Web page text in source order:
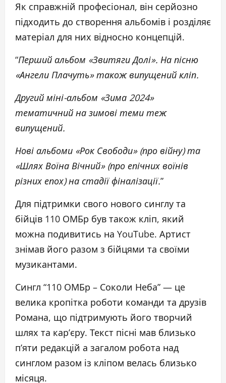
Як справжній професіонал, він серйозно
підходить до створення альбомів і розділяє
матеріал для них відносно концепцій.
“Перший альбом «Звитяги Долі». На пісню
«Ангели Плачуть» також випущений кліп.
Другий міні-альбом «Зима 2024»
тематичний на зимові теми теж
випущений.
Нові альбоми «Рок Свободи» (про війну) та
«Шлях Воїна Вічний» (про епічних воїнів
різних епох) на стадії фіналізації.”
Для підтримки свого нового синглу та
бійців 110 ОМБр був також кліп, який
можна подивитись на YouTube. Артист
знімав його разом з бійцями та своїми
музикантами.
Сингл “110 ОМБр – Соколи Неба” — це
велика кропітка роботи команди та друзів
Романа, що підтримують його творчий
шлях та кар’єру. Текст пісні мав близько
п’яти редакцій а загалом робота над
синглом разом із кліпом велась близько
місяця.